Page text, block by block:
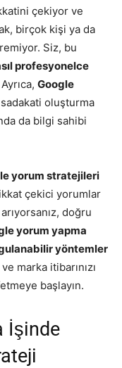
çekiyor ve
birçok kişi ya da
Siz, bu
profesyonelce
Google
oluşturma
da bilgi sahibi
yorum stratejileri
çekici yorumlar
doğru
yorum yapma
yöntemler
marka itibarınızı
başlayın.
İşinde